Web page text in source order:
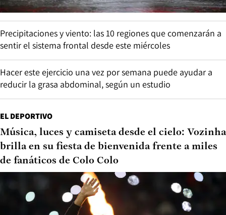
Precipitaciones y viento: las 10 regiones que comenzarán a
sentir el sistema frontal desde este miércoles
Hacer este ejercicio una vez por semana puede ayudar a
reducir la grasa abdominal, según un estudio
EL DEPORTIVO
Música, luces y camiseta desde el cielo: Vozinha
brilla en su fiesta de bienvenida frente a miles
de fanáticos de Colo Colo